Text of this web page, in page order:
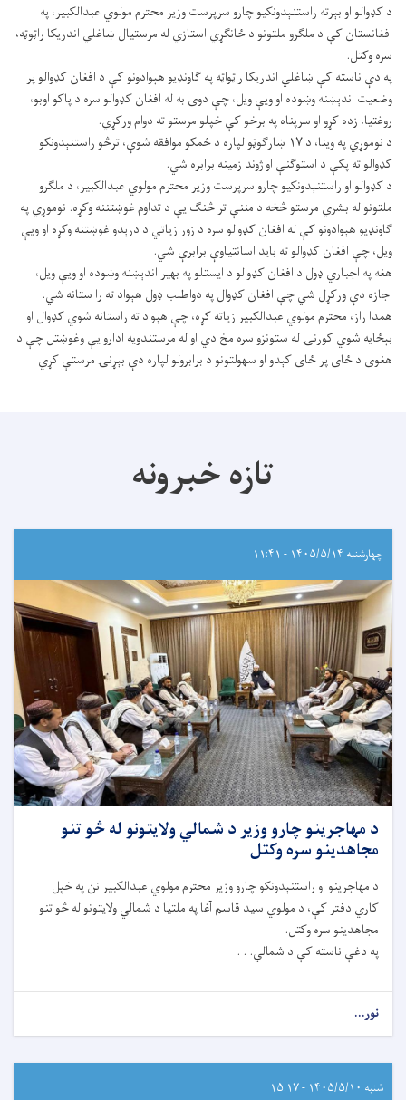
د کډوالو او بېرته راستنېدونکیو چارو سرپرست وزیر محترم مولوي عبدالکبیر، په
افغانستان کې د ملګرو ملتونو د ځانګړي استازي له مرستیال ښاغلي اندریکا راټوټه،
سره وکتل.
په دې ناسته کې ښاغلي اندریکا راټواټه په ګاونډیو هېوادونو کې د افغان کډوالو پر
وضعیت اندېښنه وښوده او ویې ویل، چې دوی به له افغان کډوالو سره د پاکو اوبو،
روغتیا، زده کړو او سرپناه په برخو کې خپلو مرستوته دوام ورکړي.
د نوموړي په وینا، د ۱۷ ښارګوټو لپاره د ځمکو موافقه شوې، ترڅو راستنېدونکو
کډوالو ته پکې د استوګنې او ژوند زمینه برابره شي.
د کډوالو او راستنېدونکیو چارو سرپرست وزیر محترم مولوي عبدالکبیر، د ملګرو
ملتونو له بشري مرستو څخه د مننې تر څنګ یې د تداوم غوښتننه وکړه. نوموړي په
ګاونډیو هېوادونو کې له افغان کډوالو سره د زور زیاتي د درېدو غوښتنه وکړه او ویې
ویل، چې افغان کډوالو ته باید اسانتیاوې برابرې شي.
هغه په اجباري ډول د افغان کډوالو د ایستلو په بهیر اندېښنه وښوده او ویې ویل،
اجازه دې ورکړل شي چې افغان کډوال په دواطلب ډول هېواد ته را ستانه شي.
همدا راز، محترم مولوي عبدالکبیر زیاته کړه، چې هېواد ته راستانه شوي کډوال او
بېځایه شوي کورنۍ له ستونزو سره مخ دي او له مرستندویه ادارو یې وغوښتل چې د
هغوی د ځای پر ځای کېدو او سهولتونو د برابرولو لپاره دې بېړنۍ مرستې کړي
تازه خبرونه
چهارشنبه ۱۴۰۵/۵/۱۴ - ۱۱:۴۱
د مهاجرینو چارو وزیر د شمالي ولایتونو له څو تنو
مجاهدینو سره وکتل
د مهاجرینو او راستنېدونکو چارو وزیر محترم مولوي عبدالکبیر نن په خپل
کاري دفتر کې، د مولوي سید قاسم آغا په ملتیا د شمالي ولایتونو له څو تنو
مجاهدینو سره وکتل.
په دغې ناسته کې د شمالي. . .
نور...
شنبه ۱۴۰۵/۵/۱۰ - ۱۵:۱۷